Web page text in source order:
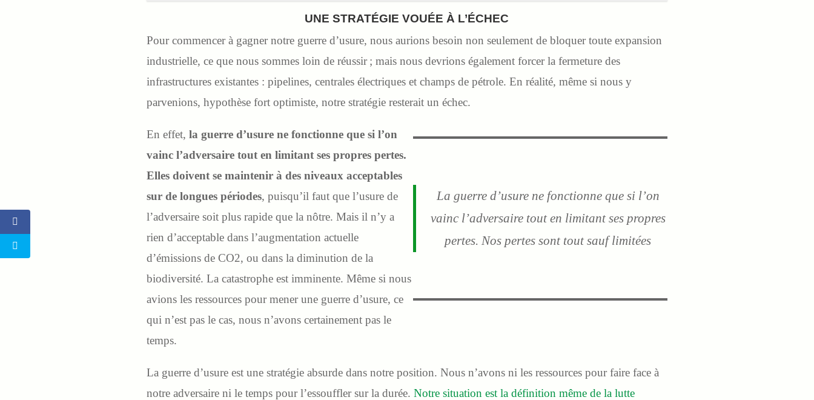
UNE STRATÉGIE VOUÉE À L’ÉCHEC
Pour commencer à gagner notre guerre d’usure, nous aurions besoin non seulement de bloquer toute expansion
industrielle, ce que nous sommes loin de réussir ; mais nous devrions également forcer la fermeture des
infrastructures existantes : pipelines, centrales électriques et champs de pétrole. En réalité, même si nous y
parvenions, hypothèse fort optimiste, notre stratégie resterait un échec.
La guerre d’usure ne fonctionne que si l’on
vainc l’adversaire tout en limitant ses propres
pertes. Nos pertes sont tout sauf limitées
En effet, la guerre d’usure ne fonctionne que si l’on
vainc l’adversaire tout en limitant ses propres pertes.
Elles doivent se maintenir à des niveaux acceptables
sur de longues périodes, puisqu’il faut que l’usure de
l’adversaire soit plus rapide que la nôtre. Mais il n’y a
rien d’acceptable dans l’augmentation actuelle
d’émissions de CO2, ou dans la diminution de la
biodiversité. La catastrophe est imminente. Même si nous
avions les ressources pour mener une guerre d’usure, ce
qui n’est pas le cas, nous n’avons certainement pas le
temps.
La guerre d’usure est une stratégie absurde dans notre position. Nous n’avons ni les ressources pour faire face à
notre adversaire ni le temps pour l’essouffler sur la durée. Notre situation est la définition même de la lutte